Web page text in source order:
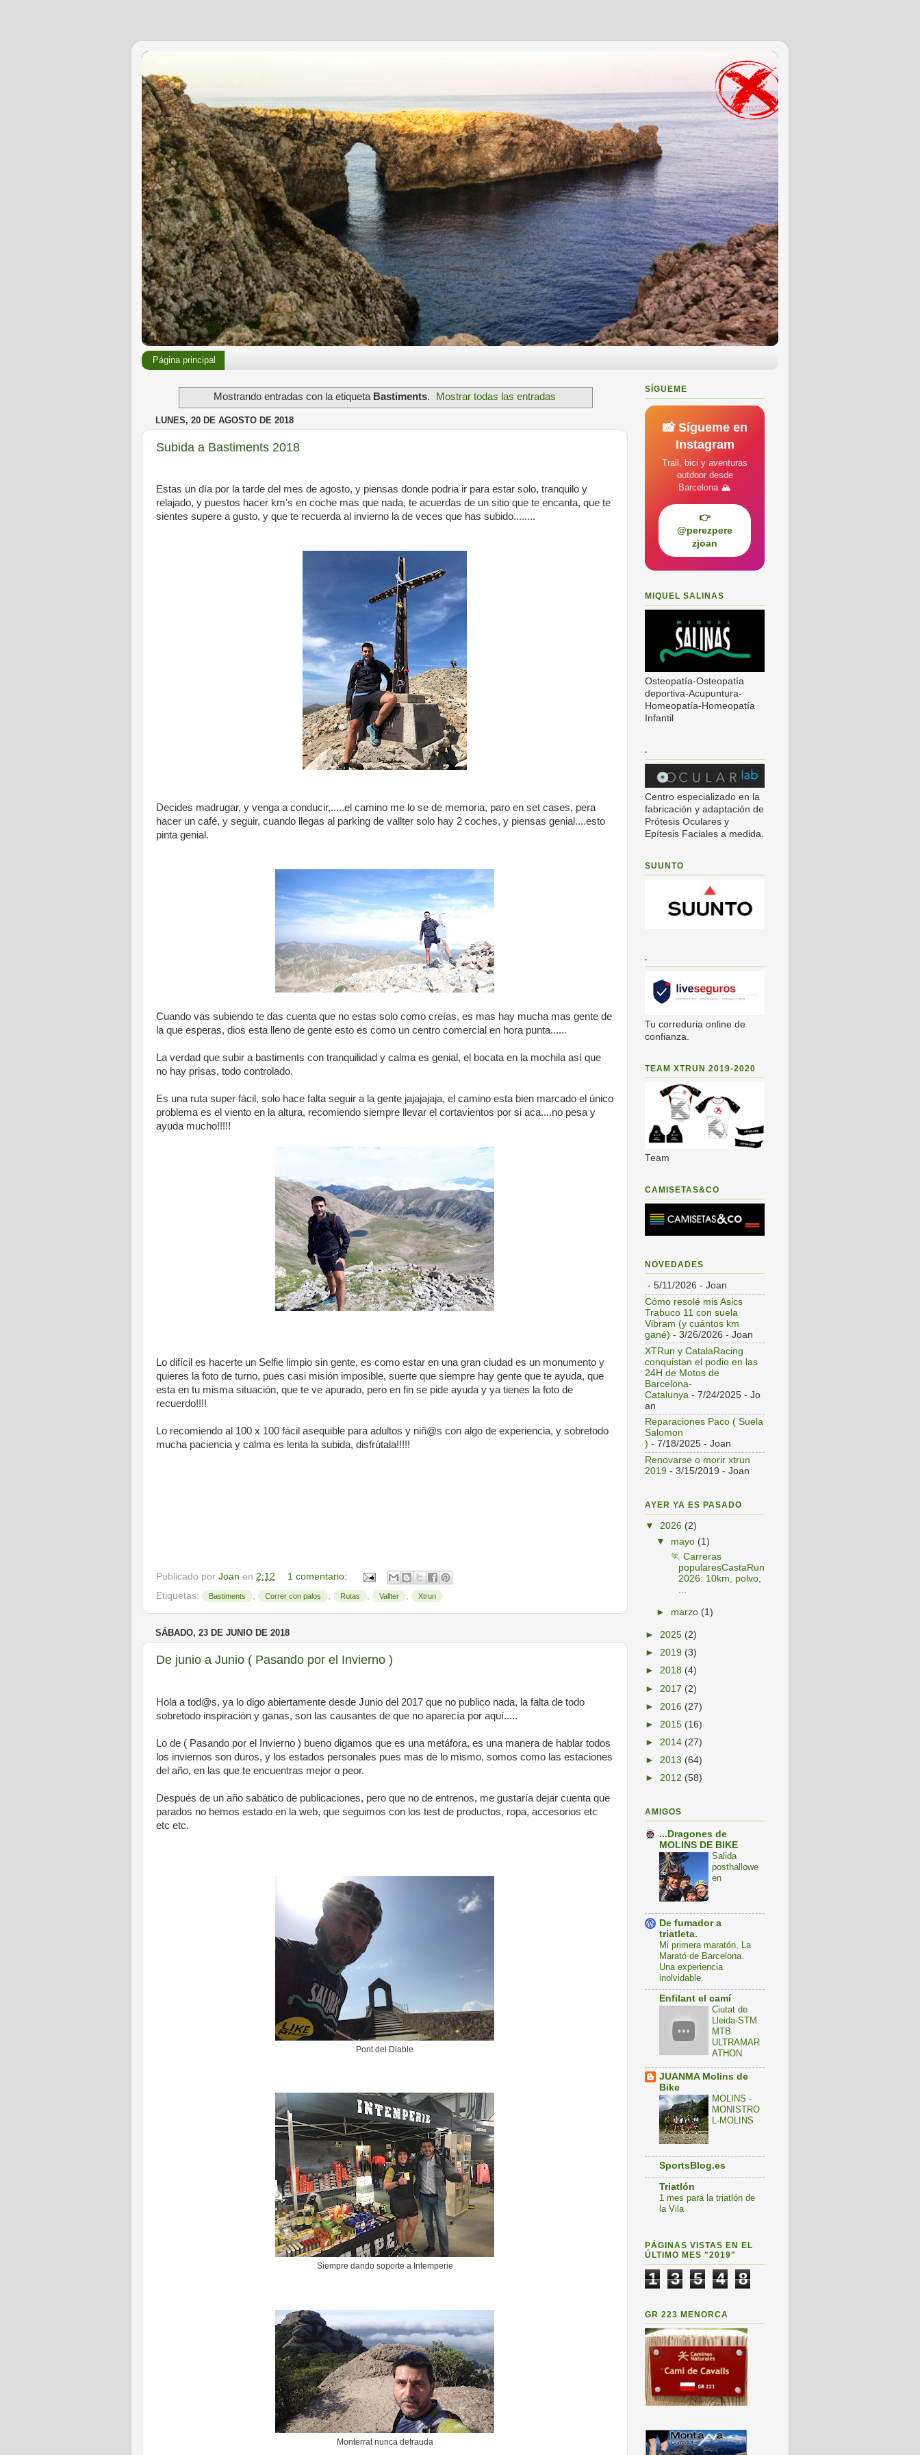
Página principal
Mostrando entradas con la etiqueta Bastiments. Mostrar todas las entradas
LUNES, 20 DE AGOSTO DE 2018
Subida a Bastiments 2018
Estas un día por la tarde del mes de agosto, y piensas donde podria ir para estar solo, tranquilo y
relajado, y puestos hacer km's en coche mas que nada, te acuerdas de un sitio que te encanta, que te
sientes supere a gusto, y que te recuerda al invierno la de veces que has subido........
Decides madrugar, y venga a conducir,.....el camino me lo se de memoria, paro en set cases, pera
hacer un café, y seguir, cuando llegas al parking de vallter solo hay 2 coches, y piensas genial....esto
pinta genial.
Cuando vas subiendo te das cuenta que no estas solo como creías, es mas hay mucha mas gente de
la que esperas, dios esta lleno de gente esto es como un centro comercial en hora punta......
La verdad que subir a bastiments con tranquilidad y calma es genial, el bocata en la mochila así que
no hay prisas, todo controlado.
Es una ruta super fácil, solo hace falta seguir a la gente jajajajaja, el camino esta bien marcado el único
problema es el viento en la altura, recomiendo siempre llevar el cortavientos por si aca....no pesa y
ayuda mucho!!!!!
Lo difícil es hacerte un Selfie limpio sin gente, es como estar en una gran ciudad es un monumento y
quieres la foto de turno, pues casi misión imposible, suerte que siempre hay gente que te ayuda, que
esta en tu misma situación, que te ve apurado, pero en fin se pide ayuda y ya tienes la foto de
recuerdo!!!!
Lo recomiendo al 100 x 100 fácil asequible para adultos y niñ@s con algo de experiencia, y sobretodo
mucha paciencia y calma es lenta la subida, disfrútala!!!!!
Publicado por Joan en 2:12
1 comentario:
Etiquetas:
Bastiments Correr con palos Rutas Vallter Xtrun
SÁBADO, 23 DE JUNIO DE 2018
De junio a Junio ( Pasando por el Invierno )
Hola a tod@s, ya lo digo abiertamente desde Junio del 2017 que no publico nada, la falta de todo
sobretodo inspiración y ganas, son las causantes de que no aparecía por aquí.....
Lo de ( Pasando por el Invierno ) bueno digamos que es una metáfora, es una manera de hablar todos
los inviernos son duros, y los estados personales pues mas de lo mismo, somos como las estaciones
del año, en las que te encuentras mejor o peor.
Después de un año sabático de publicaciones, pero que no de entrenos, me gustaría dejar cuenta que
parados no hemos estado en la web, que seguimos con los test de productos, ropa, accesorios etc
etc etc.
Pont del Diable
Siempre dando soporte a Intemperie
Monterrat nunca defrauda
SÍGUEME
📸 Sígueme en
Instagram
Trail, bici y aventuras
outdoor desde
Barcelona 🏔️
👉
@perezpere
zjoan
MIQUEL SALINAS
Osteopatía-Osteopatía
deportiva-Acupuntura-
Homeopatía-Homeopatía
Infantil
.
Centro especializado en la
fabricación y adaptación de
Prótesis Oculares y
Epítesis Faciales a medida.
SUUNTO
.
Tu correduria online de
confianza.
TEAM XTRUN 2019-2020
Team
CAMISETAS&CO
NOVEDADES
- 5/11/2026 - Joan
Cómo resolé mis Asics
Trabuco 11 con suela
Vibram (y cuántos km
gané) - 3/26/2026 - Joan
XTRun y CatalaRacing
conquistan el podio en las
24H de Motos de
Barcelona-
Catalunya - 7/24/2025 - Jo
an
Reparaciones Paco ( Suela
Salomon
) - 7/18/2025 - Joan
Renovarse o morir xtrun
2019 - 3/15/2019 - Joan
AYER YA ES PASADO
▼ 2026 (2)
▼ mayo (1)
🏃 Carreras
popularesCastaRun
2026: 10km, polvo,
...
► marzo (1)
► 2025 (2)
► 2019 (3)
► 2018 (4)
► 2017 (2)
► 2016 (27)
► 2015 (16)
► 2014 (27)
► 2013 (64)
► 2012 (58)
AMIGOS
...Dragones de
MOLINS DE BIKE
Salida
posthallowe
en
De fumador a
triatleta.
Mi primera maratón, La
Marató de Barcelona.
Una experiencia
inolvidable.
Enfilant el camí
Ciutat de
Lleida-STM
MTB
ULTRAMAR
ATHON
JUANMA Molins de
Bike
MOLINS -
MONISTRO
L-MOLINS
SportsBlog.es
Triatlón
1 mes para la triatlón de
la Vila
PÁGINAS VISTAS EN EL
ÚLTIMO MES "2019"
1 3 5 4 8
GR 223 MENORCA